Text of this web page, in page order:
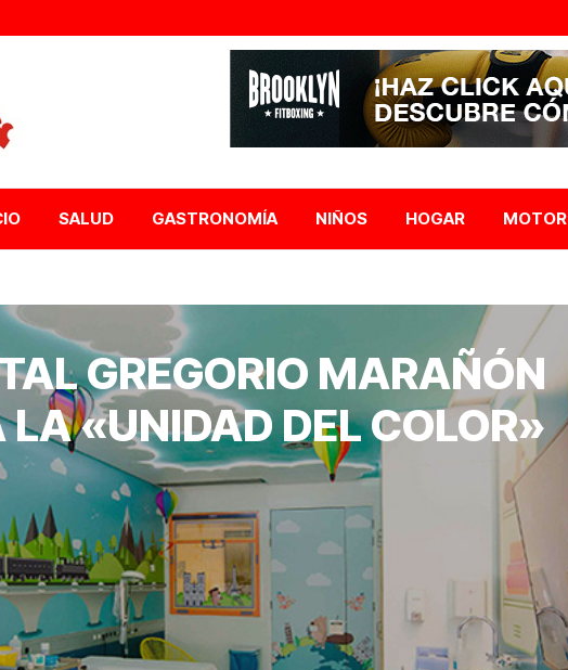
SALUD GASTRONOMÍA NIÑOS HOGAR MOTOR
GREGORIO MARAÑÓN
LA «UNIDAD DEL COLOR»